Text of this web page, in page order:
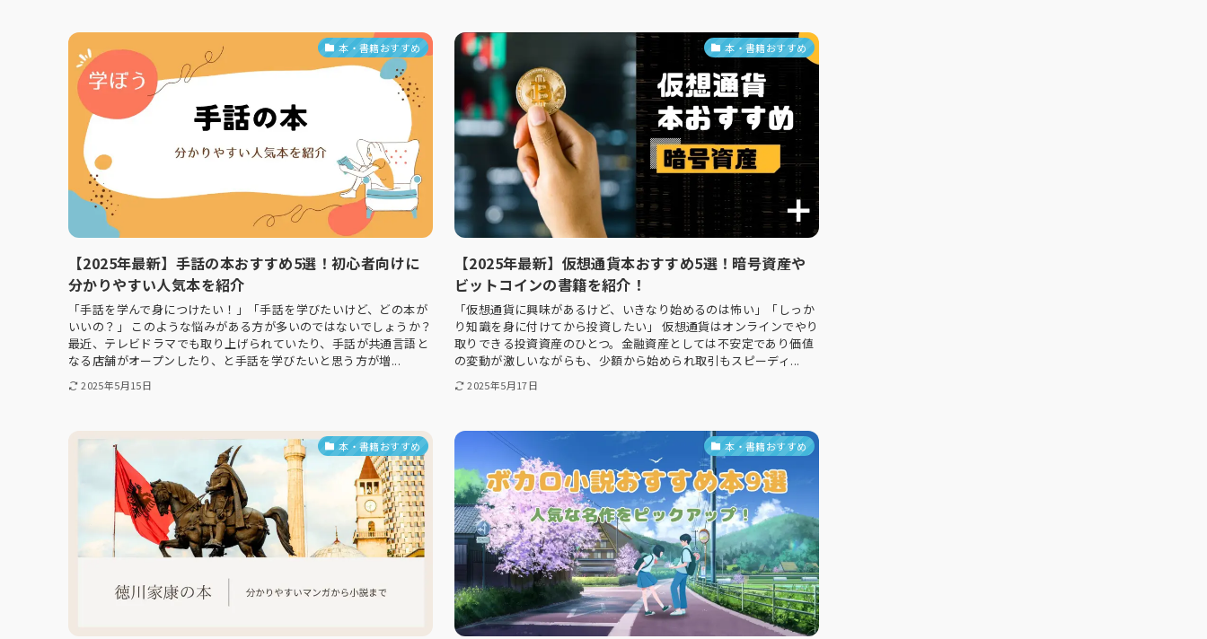
本・書籍おすすめ
【2025年最新】手話の本おすすめ5選！初心者向けに
分かりやすい人気本を紹介
「手話を学んで身につけたい！」「手話を学びたいけど、どの本が
いいの？」 このような悩みがある方が多いのではないでしょうか？
最近、テレビドラマでも取り上げられていたり、手話が共通言語と
なる店舗がオープンしたり、と手話を学びたいと思う方が増...
2025年5月15日
本・書籍おすすめ
【2025年最新】仮想通貨本おすすめ5選！暗号資産や
ビットコインの書籍を紹介！
「仮想通貨に興味があるけど、いきなり始めるのは怖い」「しっか
り知識を身に付けてから投資したい」 仮想通貨はオンラインでやり
取りできる投資資産のひとつ。金融資産としては不安定であり価値
の変動が激しいながらも、少額から始められ取引もスピーディ...
2025年5月17日
本・書籍おすすめ 本・書籍おすすめ